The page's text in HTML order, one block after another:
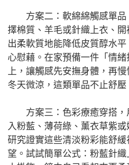
方案二：軟綿綿觸感單品
擇棉質、羊毛或針織上衣、
出柔軟質地能降低皮質醇水
心慰藉。在家預備一件「情
上，讓觸感先安撫身體，再
冬天微涼，這類單品不止舒壓
方案三：色彩療癒穿搭，
入粉藍、薄荷綠、薰衣草紫
研究證實這些清淡粉彩能舒
望。試試簡單公式：粉藍針